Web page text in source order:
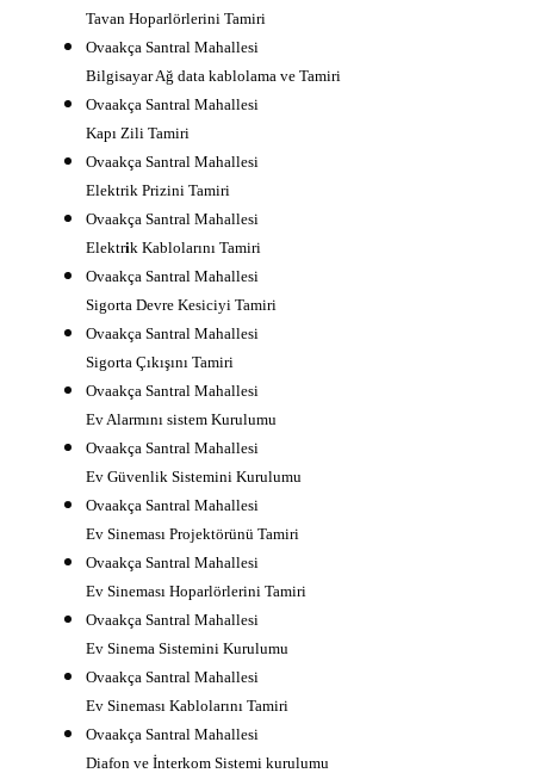
Tavan Hoparlörlerini Tamiri
Ovaakça Santral Mahallesi
Bilgisayar Ağ data kablolama ve Tamiri
Ovaakça Santral Mahallesi
Kapı Zili Tamiri
Ovaakça Santral Mahallesi
Elektrik Prizini Tamiri
Ovaakça Santral Mahallesi
Elektrik Kablolarını Tamiri
Ovaakça Santral Mahallesi
Sigorta Devre Kesiciyi Tamiri
Ovaakça Santral Mahallesi
Sigorta Çıkışını Tamiri
Ovaakça Santral Mahallesi
Ev Alarmını sistem Kurulumu
Ovaakça Santral Mahallesi
Ev Güvenlik Sistemini Kurulumu
Ovaakça Santral Mahallesi
Ev Sineması Projektörünü Tamiri
Ovaakça Santral Mahallesi
Ev Sineması Hoparlörlerini Tamiri
Ovaakça Santral Mahallesi
Ev Sinema Sistemini Kurulumu
Ovaakça Santral Mahallesi
Ev Sineması Kablolarını Tamiri
Ovaakça Santral Mahallesi
Diafon ve İnterkom Sistemi kurulumu